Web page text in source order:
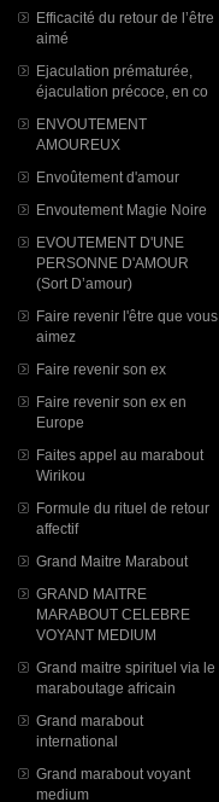
Efficacité du retour de l’être
aimé
Ejaculation prématurée,
éjaculation précoce, en co
ENVOUTEMENT
AMOUREUX
Envoûtement d'amour
Envoutement Magie Noire
EVOUTEMENT D'UNE
PERSONNE D'AMOUR
(Sort D’amour)
Faire revenir l'être que vous
aimez
Faire revenir son ex
Faire revenir son ex en
Europe
Faites appel au marabout
Wirikou
Formule du rituel de retour
affectif
Grand Maitre Marabout
GRAND MAITRE
MARABOUT CELEBRE
VOYANT MEDIUM
Grand maitre spirituel via le
maraboutage africain
Grand marabout
international
Grand marabout voyant
medium